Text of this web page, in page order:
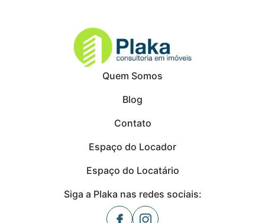
Quem Somos
Blog
Contato
Espaço do Locador
Espaço do Locatário
Siga a Plaka nas redes sociais: